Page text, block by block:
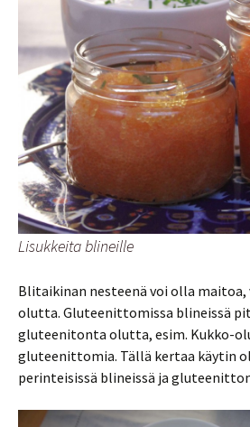
Lisukkeita blineille
Blitaikinan nesteenä voi olla
olutta. Gluteenittomissa blineissä
gluteenitonta olutta, esim. Kukko-
gluteenittomia. Tällä kertaa käytin
perinteisissä blineissä ja